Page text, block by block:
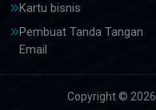
Kartu bisnis
Pembuat Tanda Tangan
Email
Copyright © 2026